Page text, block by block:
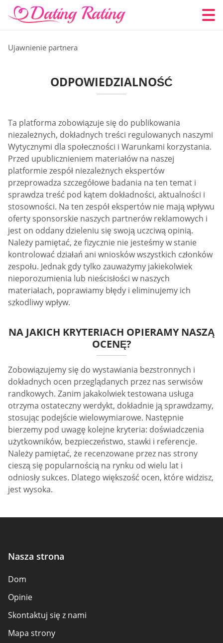
Ujawnienie partnera
ODPOWIEDZIALNOŚĆ
Ta platforma zobowiązuje się do publikowania
niezależnych, dokładnych treści regulowanych naszymi
Wytycznymi dla społeczności i Warunkami korzystania.
Przed upublicznieniem materiałów na naszej
platformie zespół niezależnych ekspertów
przeprowadza szczegółowe badania na ten temat i
sprawdza treść pod kątem dokładności, aktualności i
stosowności. Na ten zespół ekspertów nie mają wpływu
oferty sponsorskie naszych partnerów reklamowych i
jest on oddany dzieleniu się swoją uczciwą opinią.
Należy pamiętać, że fizycznie nie jesteśmy w stanie
kontrolować działań ani wniosków wszystkich członków
zespołu. Jednak gdy tylko zauważymy jakiekolwiek
nieporozumienia lub nieścisłości w naszych
materiałach, poprawiamy błędy i eliminujemy ich
szkodliwy wpływ.
NA JAKICH KRYTERIACH OPIERAMY NASZĄ
OCENĘ?
Zobowiązujemy się do wystawiania bezstronnych i
dokładnych ocen przeglądanych przez nas serwisów
randkowych. Zanim jakakolwiek testowana usługa
otrzyma ostateczny werdykt, dokładnie ją sprawdzamy,
stosując podejście wielowymiarowe. Następnie
bierzemy pod uwagę kolejne kryteria: doświadczenia
użytkowników, bezpieczeństwo, stawki i referencje.
Należy pamiętać, że recenzowane przez nas strony
cieszą się popularnością na rynku od wielu lat i
odniosły sukces. Dlatego większość ocen, które widzisz,
jest wysoka.
Nasza strona
Dom
Opinie
Skontaktuj się z nami
Mapa strony